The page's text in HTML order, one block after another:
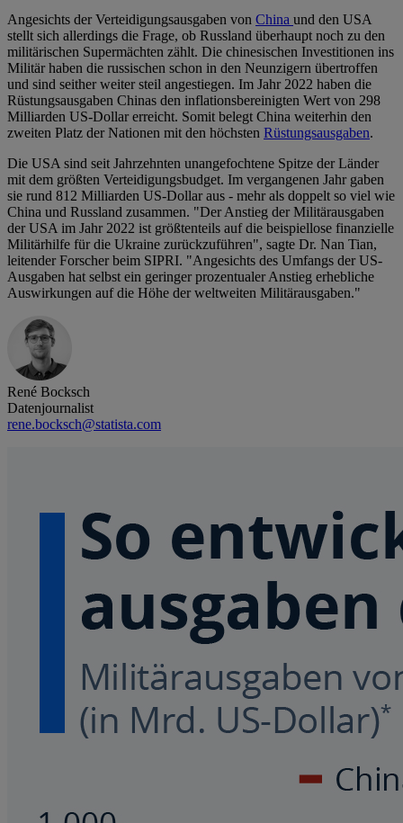
Angesichts der Verteidigungsausgaben von China und den USA
stellt sich allerdings die Frage, ob Russland überhaupt noch zu den
militärischen Supermächten zählt. Die chinesischen Investitionen ins
Militär haben die russischen schon in den Neunzigern übertroffen
und sind seither weiter steil angestiegen. Im Jahr 2022 haben die
Rüstungsausgaben Chinas den inflationsbereinigten Wert von 298
Milliarden US-Dollar erreicht. Somit belegt China weiterhin den
zweiten Platz der Nationen mit den höchsten Rüstungsausgaben.
Die USA sind seit Jahrzehnten unangefochtene Spitze der Länder
mit dem größten Verteidigungsbudget. Im vergangenen Jahr gaben
sie rund 812 Milliarden US-Dollar aus - mehr als doppelt so viel wie
China und Russland zusammen. "Der Anstieg der Militärausgaben
der USA im Jahr 2022 ist größtenteils auf die beispiellose finanzielle
Militärhilfe für die Ukraine zurückzuführen", sagte Dr. Nan Tian,
leitender Forscher beim SIPRI. "Angesichts des Umfangs der US-
Ausgaben hat selbst ein geringer prozentualer Anstieg erhebliche
Auswirkungen auf die Höhe der weltweiten Militärausgaben."
René Bocksch
Datenjournalist
rene.bocksch@statista.com